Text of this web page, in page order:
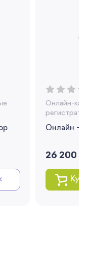
Онлайн-
Онлайн -
26 200